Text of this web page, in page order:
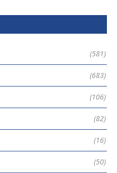
(581)
(683)
(106)
(82)
(16)
(50)